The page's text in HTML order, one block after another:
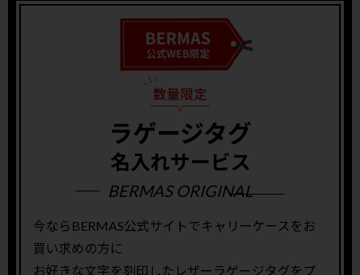
ラゲージタグ
名入れサービス
BERMAS ORIGINAL
今ならBERMAS公式サイトでキャリーケースをお
買い求めの方に
お好きな文字を刻印したレザーラゲージタグをプ